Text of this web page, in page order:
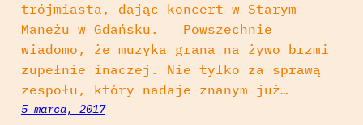
trójmiasta, dając koncert w Starym
Maneżu w Gdańsku. Powszechnie
wiadomo, że muzyka grana na żywo brzmi
zupełnie inaczej. Nie tylko za sprawą
zespołu, który nadaje znanym już…
5 marca, 2017